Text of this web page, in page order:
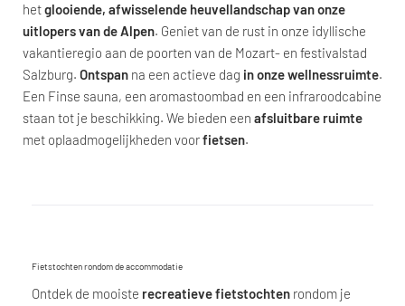
hetglooiende, afwisselende heuvellandschap van onze
uitlopers van de Alpen. Geniet van de rust in onze idyllische
vakantieregio aan de poorten van de Mozart- en festivalstad
Salzburg. Ontspan na een actieve dag in onze wellnessruimte.
Een Finse sauna, een aromastoombad en een infraroodcabine
staan tot je beschikking. We bieden een afsluitbare ruimte
met oplaadmogelijkheden voorfietsen.
Fietstochten rondom de accommodatie
Ontdek de mooiste recreatieve fietstochten rondom je